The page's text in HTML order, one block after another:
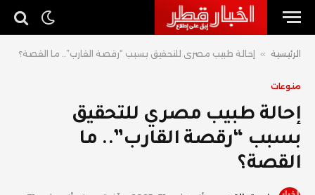
الرئيسية » إحالة طبيب مصري للتحقيق بسبب “رقصة القارب”.. ما القصة؟
منوعات
إحالة طبيب مصري للتحقيق
بسبب “رقصة القارب”.. ما
القصة؟